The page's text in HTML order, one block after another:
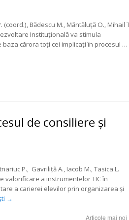
Bădescu M., Măntăluţă O., Mihail
Instituţională va stimula
cărora toţi cei implicaţi în procesul …
de consiliere şi
P., Gavriliță A., Iacob M., Tasica L.
valorificare a instrumentelor TIC în
a carierei elevilor prin organizarea și
→
Articole mai noi